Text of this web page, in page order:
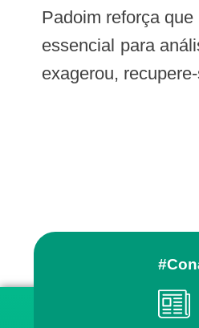
Padoim reforça que caso os sintomas da ressaca ou do efeito da cafeína gerem desconfortos anormais, o atendimento médico é
essencial para
exagerou,